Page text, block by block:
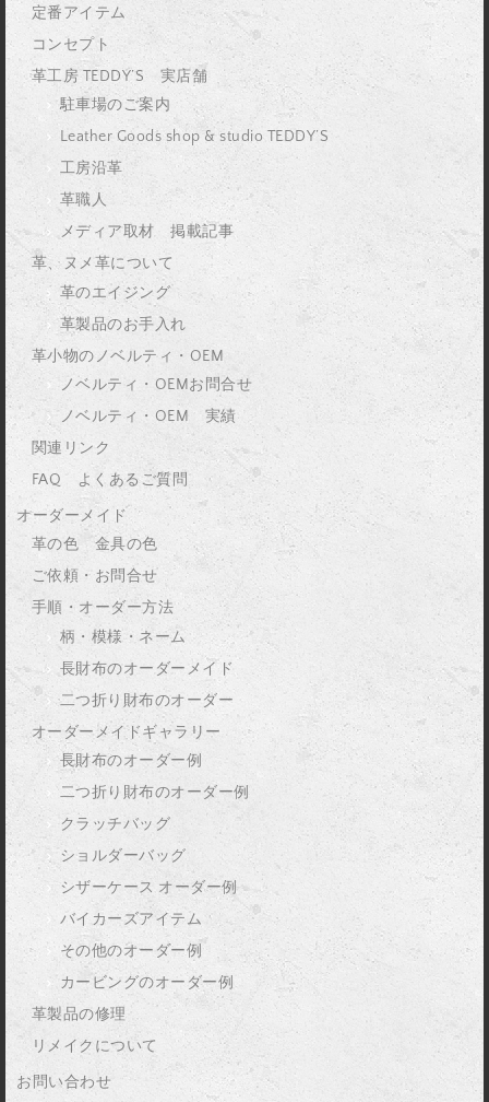
定番アイテム
コンセプト
革工房 TEDDY’S 実店舗
駐車場のご案内
Leather Goods shop & studio TEDDY’S
工房沿革
革職人
メディア取材 掲載記事
革、ヌメ革について
革のエイジング
革製品のお手入れ
革小物のノベルティ・OEM
ノベルティ・OEMお問合せ
ノベルティ・OEM 実績
関連リンク
FAQ よくあるご質問
オーダーメイド
革の色 金具の色
ご依頼・お問合せ
手順・オーダー方法
柄・模様・ネーム
長財布のオーダーメイド
二つ折り財布のオーダー
オーダーメイドギャラリー
長財布のオーダー例
二つ折り財布のオーダー例
クラッチバッグ
ショルダーバッグ
シザーケース オーダー例
バイカーズアイテム
その他のオーダー例
カービングのオーダー例
革製品の修理
リメイクについて
お問い合わせ